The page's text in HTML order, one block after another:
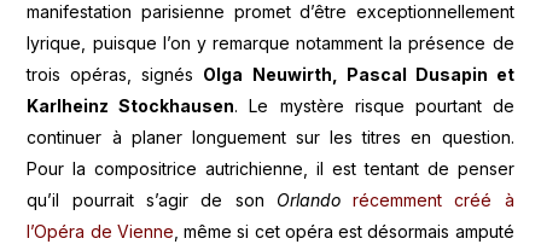
manifestation parisienne promet d’être exceptionnellement
lyrique, puisque l’on y remarque notamment la présence de
trois opéras, signés Olga Neuwirth, Pascal Dusapin et
Karlheinz Stockhausen. Le mystère risque pourtant de
continuer à planer longuement sur les titres en question.
Pour la compositrice autrichienne, il est tentant de penser
qu’il pourrait s’agir de son Orlando
récemment créé à
l’Opéra de Vienne , même si cet opéra est désormais amputé